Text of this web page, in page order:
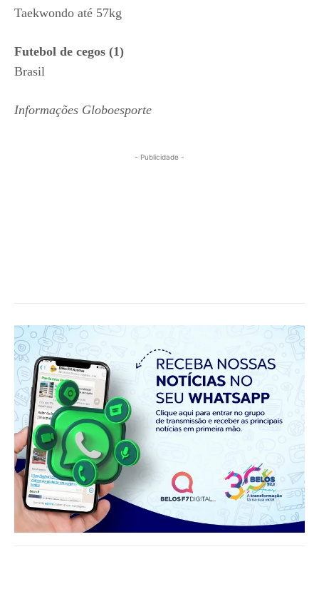
Taekwondo até 57kg
Futebol de cegos (1)
Brasil
Informações Globoesporte
- Publicidade -